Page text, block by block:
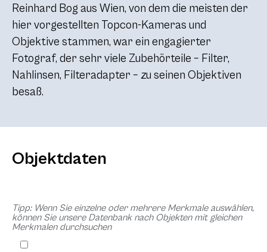
Reinhard Bog aus Wien, von dem die meisten der
hier vorgestellten Topcon-Kameras und
Objektive stammen, war ein engagierter
Fotograf, der sehr viele Zubehörteile – Filter,
Nahlinsen, Filteradapter – zu seinen Objektiven
besaß.
Objektdaten
Tipp: Wenn Sie einzelne oder mehrere Merkmale auswählen,
können Sie unsere Datenbank nach Objekten mit gleichen
Merkmalen durchsuchen